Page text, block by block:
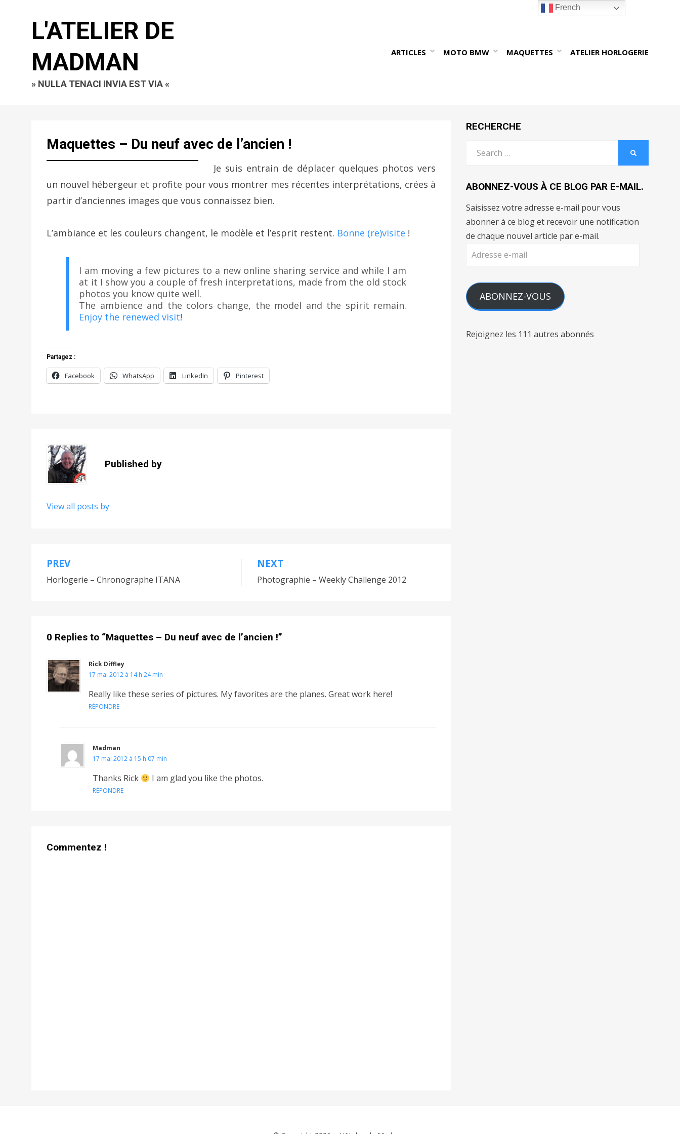
L'ATELIER DE
MADMAN
» NULLA TENACI INVIA EST VIA «
ARTICLES MOTO BMW MAQUETTES ATELIER HORLOGERIE
Maquettes – Du neuf avec de l’ancien !
Je suis entrain de déplacer quelques photos vers
un nouvel hébergeur et profite pour vous montrer mes récentes interprétations, crées à
partir d’anciennes images que vous connaissez bien.
L’ambiance et les couleurs changent, le modèle et l’esprit restent. Bonne (re)visite !
I am moving a few pictures to a new online sharing service and while I am
at it I show you a couple of fresh interpretations, made from the old stock
photos you know quite well.
The ambience and the colors change, the model and the spirit remain.
Enjoy the renewed visit!
Partagez :
Facebook WhatsApp LinkedIn Pinterest
Published by
View all posts by
Navigation
de
PREV
Horlogerie – Chronographe ITANA
NEXT
Photographie – Weekly Challenge 2012
0 Replies to “Maquettes – Du neuf avec de l’ancien !”
Rick Diffley
17 mai 2012 à 14 h 24 min
Really like these series of pictures. My favorites are the planes. Great work here!
RÉPONDRE
Madman
17 mai 2012 à 15 h 07 min
Thanks Rick I am glad you like the photos.
RÉPONDRE
Commentez !
RECHERCHE
ABONNEZ-VOUS À CE BLOG PAR E-MAIL.
Saisissez votre adresse e-mail pour vous
abonner à ce blog et recevoir une notification
de chaque nouvel article par e-mail.
Adresse
ABONNEZ-VOUS
Rejoignez les 111 autres abonnés
French